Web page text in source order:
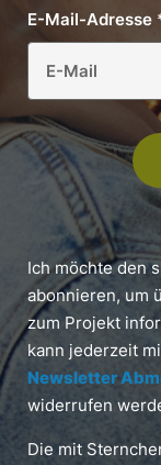
E-Mail-Adresse
Ich möchte den
abonnieren, um
zum Projekt
kann jederzeit
Newsletter
widerrufen
Die mit